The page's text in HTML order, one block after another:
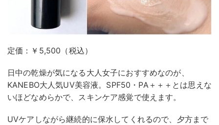
定価：￥5,500（税込）
日中の乾燥が気になる大人女子におすすめなのが、
KANEBO大人気UV美容液。SPF50・PA＋＋＋とは思えな
いほどなめらかで、スキンケア感覚で使えます。
UVケアしながら継続的に保水してくれるので、夕方まで